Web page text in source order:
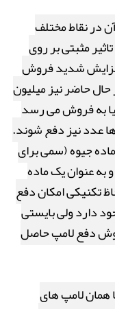
در نقاط مختلف
مثبتی بر روی
شدید فروش
حاضر نیز میلیون
به فروش می رسد
ها عدد نیز دفع شوند.
جیوه (سمی برای
به عنوان یک ماده
تکنیکی امکان دفع
دارد ولی بایستی
دفع لامپ حاصل
لامپ های